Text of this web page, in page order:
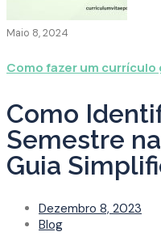
Maio 8, 2024
Como fazer um
Como
Semestre
Guia
Dezembro 8, 2023
Blog